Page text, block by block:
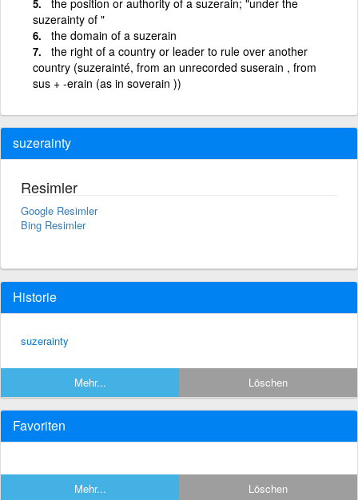
suzerainty of "
the domain of a suzerain
the right of a country or leader to rule over another
country (suzerainté, from an unrecorded suserain , from
sus + -erain (as in soverain ))
suzerainty
Resimler
Google Resimler
Bing Resimler
Historie
suzerainty
Mehr... Löschen
Favoriten
Mehr... Löschen